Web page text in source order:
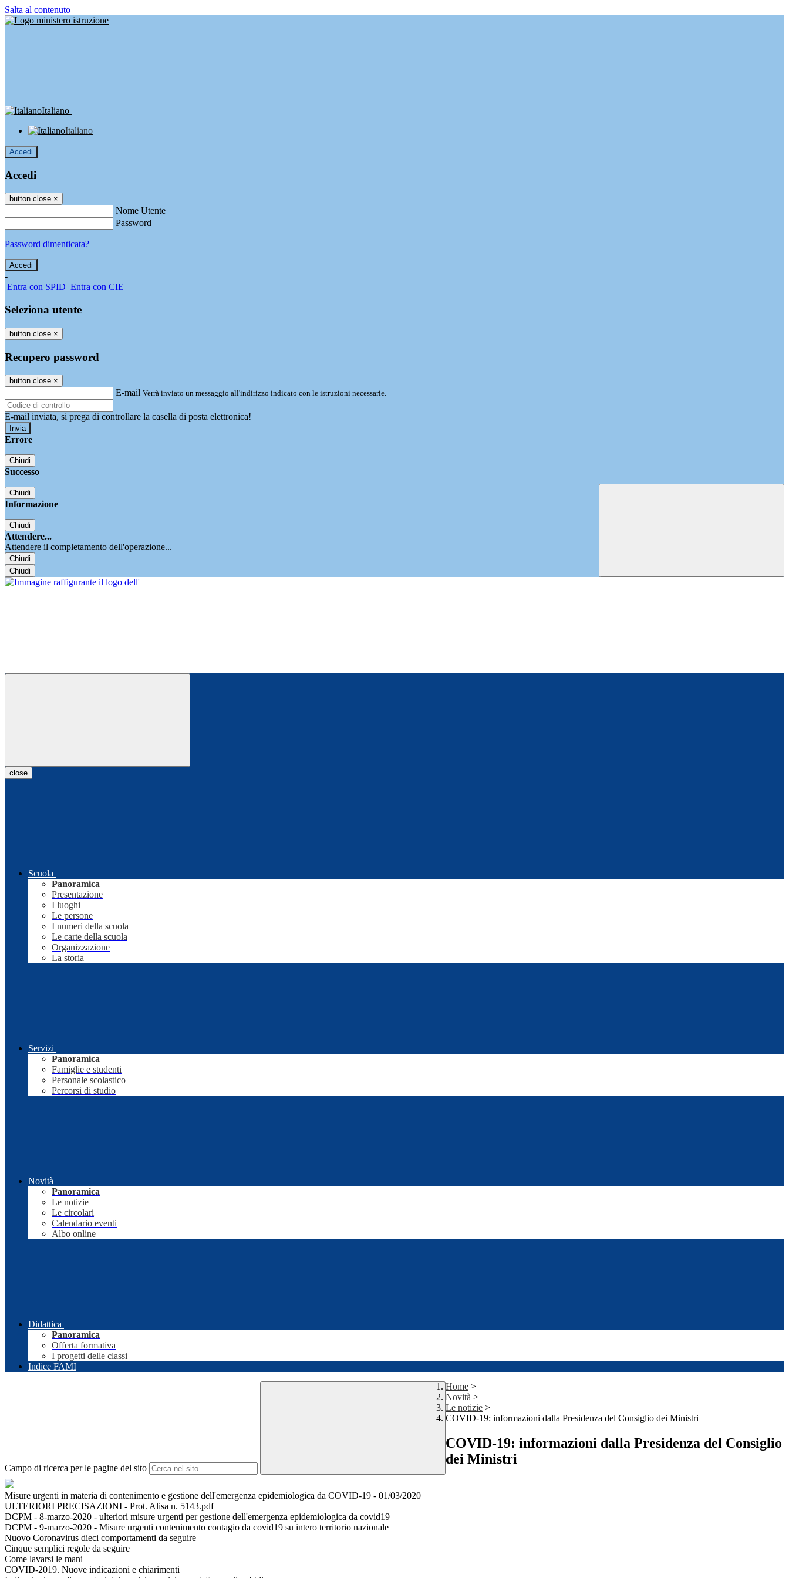
Salta al contenuto
Italiano
Italiano
Accedi
Accedi
button close ×
Nome Utente
Password
Password dimenticata?
-
Entra con SPID Entra con CIE
Seleziona utente
button close ×
Recupero password
button close ×
E-mail Verrà inviato un messaggio all'indirizzo indicato con le istruzioni necessarie.
E-mail inviata, si prega di controllare la casella di posta elettronica!
Errore
Chiudi
Successo
Chiudi
Informazione
Chiudi
Attendere...
Attendere il completamento dell'operazione...
Chiudi
Chiudi
close
Scuola
Panoramica
Presentazione
I luoghi
Le persone
I numeri della scuola
Le carte della scuola
Organizzazione
La storia
Servizi
Panoramica
Famiglie e studenti
Personale scolastico
Percorsi di studio
Novità
Panoramica
Le notizie
Le circolari
Calendario eventi
Albo online
Didattica
Panoramica
Offerta formativa
I progetti delle classi
Indice FAMI
Campo di ricerca per le pagine del sito
Home >
Novità >
Le notizie >
COVID-19: informazioni dalla Presidenza del Consiglio dei Ministri
COVID-19: informazioni dalla Presidenza del Consiglio
dei Ministri
Misure urgenti in materia di contenimento e gestione dell'emergenza epidemiologica da COVID-19 - 01/03/2020
ULTERIORI PRECISAZIONI - Prot. Alisa n. 5143.pdf
DCPM - 8-marzo-2020 - ulteriori misure urgenti per gestione dell'emergenza epidemiologica da covid19
DCPM - 9-marzo-2020 - Misure urgenti contenimento contagio da covid19 su intero territorio nazionale
Nuovo Coronavirus dieci comportamenti da seguire
Cinque semplici regole da seguire
Come lavarsi le mani
COVID-2019. Nuove indicazioni e chiarimenti